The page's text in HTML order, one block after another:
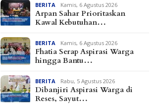
BERITA Kamis, 6 Agustus 2026
Arpan Sahar Prioritaskan
Kawal Kebutuhan…
BERITA Kamis, 6 Agustus 2026
Fhatia Serap Aspirasi Warga
hingga Bantu…
BERITA Rabu, 5 Agustus 2026
Dibanjiri Aspirasi Warga di
Reses, Sayut…